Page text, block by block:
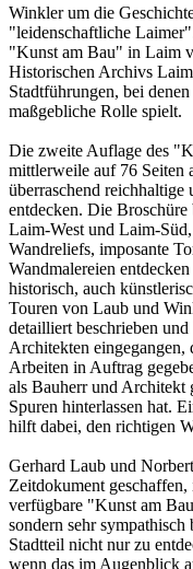
Winkler um die
"leidenschaftliche
"Kunst am Bau" in Laim
Historischen Archivs
Stadtführungen, bei
maßgebliche Rolle spielt.
Die zweite Auflage des
mittlerweile auf 76 Seiten
überraschend
entdecken. Die
Laim-West und Laim-
Wandreliefs, imposante
Wandmalereien
historisch, auch
Touren von Laub und
detailliert beschrieben
Architekten eingegangen,
Arbeiten in Auftrag
als Bauherr und Architekt
Spuren hinterlassen hat.
hilft dabei, den richtigen
Gerhard Laub und
Zeitdokument
verfügbare "Kunst am
sondern sehr
Stadtteil nicht nur zu
wenn das im Augenblick